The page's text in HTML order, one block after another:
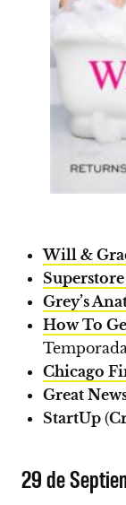
Will &
Superstore
Grey’s
How To
Chicago
Great
StartUp (
29 de